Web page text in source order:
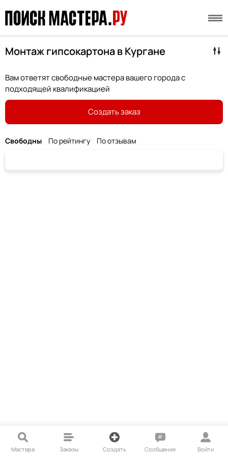
Монтаж гипсокартона в Кургане
Вам ответят свободные мастера вашего города с
подходящей квалификацией
Создать заказ
Свободны По рейтингу По отзывам
Мастера Заказы Создать Сообщения Войти